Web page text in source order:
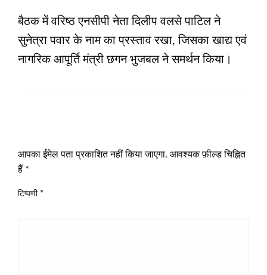
बैठक में वरिष्ठ एनसीपी नेता दिलीप वलसे पाटिल ने
सुनेत्रा पवार के नाम का प्रस्ताव रखा, जिसका खाद्य एवं
नागरिक आपूर्ति मंत्री छगन भुजबल ने समर्थन किया।
आपका ईमेल पता प्रकाशित नहीं किया जाएगा. आवश्यक फ़ील्ड चिह्नित
हैं *
टिप्पणी *